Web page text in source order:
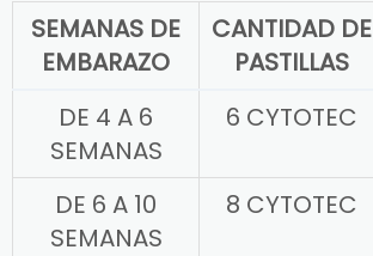
SEMANAS DE
EMBARAZO
CANTIDAD DE
PASTILLAS
DE 4 A 6
SEMANAS
6 CYTOTEC
DE 6 A 10
SEMANAS
8 CYTOTEC